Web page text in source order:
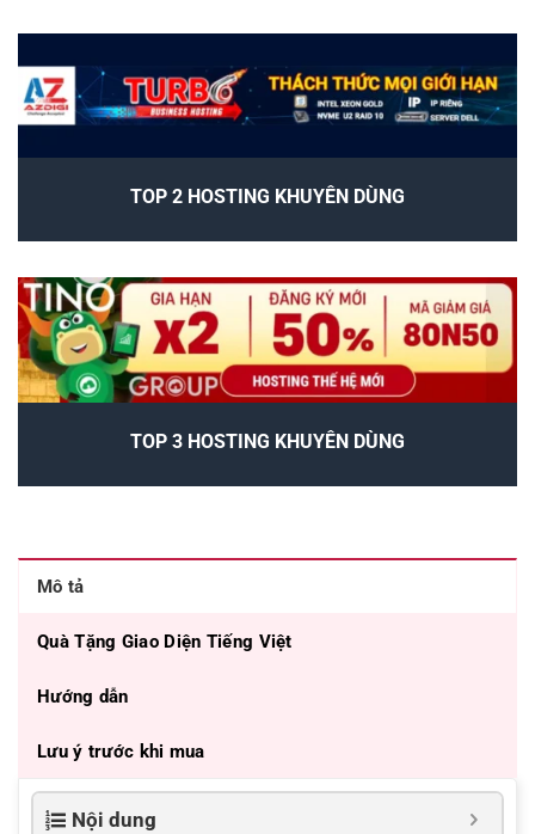
TOP 2 HOSTING KHUYÊN DÙNG
TOP 3 HOSTING KHUYÊN DÙNG
Mô tả
Quà Tặng Giao Diện Tiếng Việt
Hướng dẫn
Lưu ý trước khi mua
Nội dung